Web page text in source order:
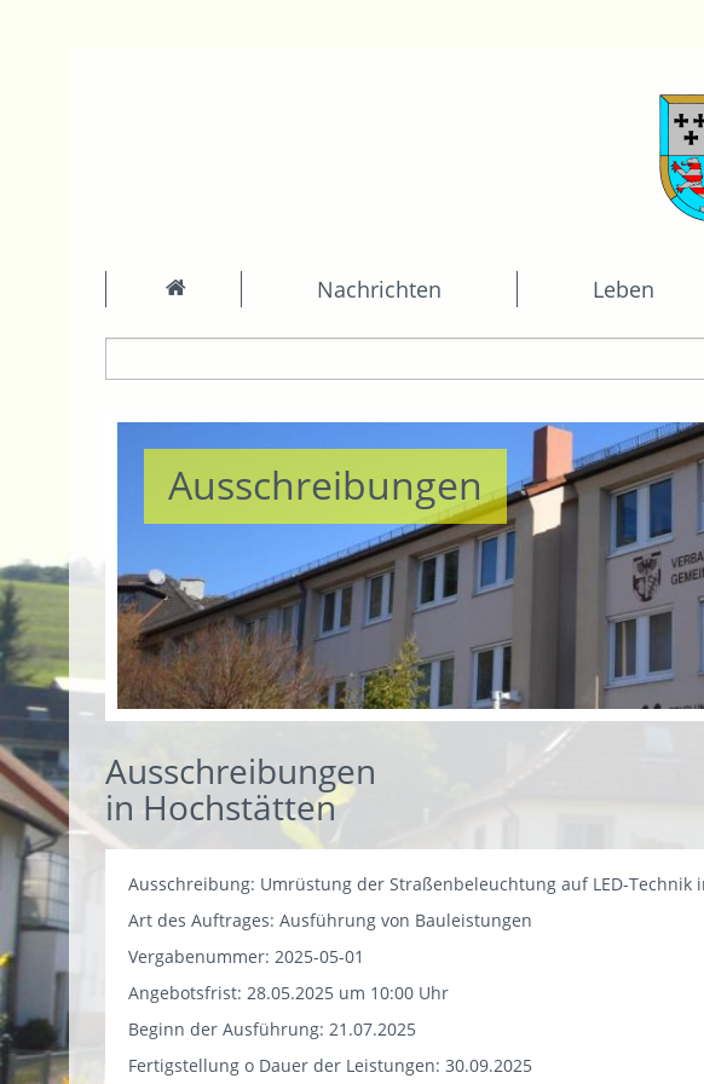
Nachrichten Leben
Ausschreibungen
Ausschreibungen
in Hochstätten
Ausschreibung: Umrüstung der Straßenbeleuchtung auf LED-
Art des Auftrages: Ausführung von Bauleistungen
Vergabenummer: 2025-05-01
Angebotsfrist: 28.05.2025 um 10:00 Uhr
Beginn der Ausführung: 21.07.2025
Fertigstellung o Dauer der Leistungen: 30.09.2025